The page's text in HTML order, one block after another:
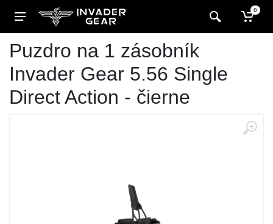
0
Puzdro na 1 zásobník
Invader Gear 5.56 Single
Direct Action - čierne